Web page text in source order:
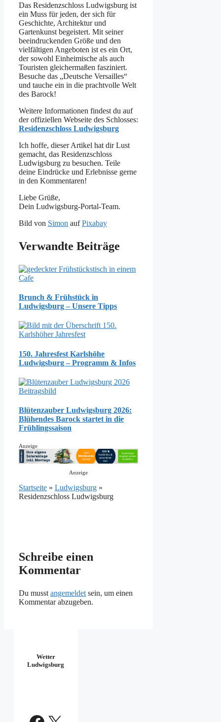
Das Residenzschloss Ludwigsburg ist
ein Muss für jeden, der sich für
Geschichte, Architektur und
Gartenkunst begeistert. Mit seiner
beeindruckenden Größe und den
vielfältigen Angeboten ist es ein Ort,
der sowohl Einheimische als auch
Touristen gleichermaßen fasziniert.
Besuche das „Deutsche Versailles“
und tauche ein in die prachtvolle Welt
des Barock!
Weitere Informationen findest du auf
der offiziellen Webseite des Schlosses:
Residenzschloss Ludwigsburg
Ich hoffe, dieser Artikel hat dir Lust
gemacht, das Residenzschloss
Ludwigsburg zu besuchen. Teile
deine Eindrücke und Erlebnisse gerne
in den Kommentaren!
Liebe Grüße,
Dein Ludwigsburg-Portal-Team.
Bild von Simon aufPixabay
Verwandte Beiträge
Brunch & Frühstück in
Ludwigsburg – Unsere Tipps
150. Jahresfest Karlshöhe
Ludwigsburg – Programm & Infos
Blütenzauber Ludwigsburg 2026:
Blühendes Barock startet in die
Frühlingssaison
Anzeige
Anzeige
Startseite » Ludwigsburg »
Residenzschloss Ludwigsburg
Schreibe einen
Kommentar
Du musst angemeldet sein, um einen
Kommentar abzugeben.
Wetter
Ludwigsburg